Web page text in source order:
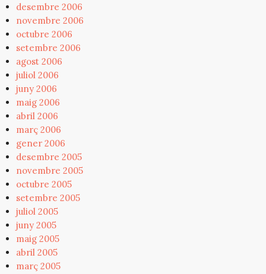
desembre 2006
novembre 2006
octubre 2006
setembre 2006
agost 2006
juliol 2006
juny 2006
maig 2006
abril 2006
març 2006
gener 2006
desembre 2005
novembre 2005
octubre 2005
setembre 2005
juliol 2005
juny 2005
maig 2005
abril 2005
març 2005